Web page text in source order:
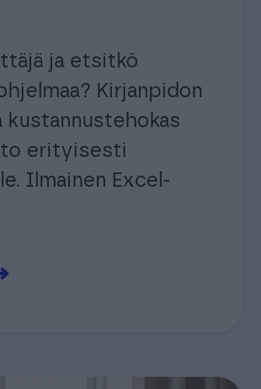
ja etsitkö
Kirjanpidon
kustannustehokas
erityisesti
Ilmainen Excel-